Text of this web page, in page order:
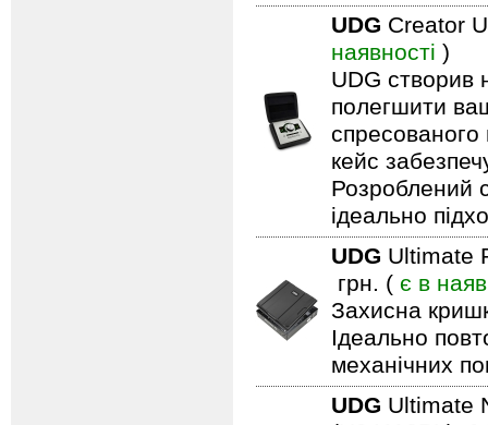
UDG Creator
наявності )
UDG створив
полегшити
кейс
Розроблений
ідеально
UDG Ultimate
грн. ( є в
Захисна
Ідеально
механічних
UDG Ultimate